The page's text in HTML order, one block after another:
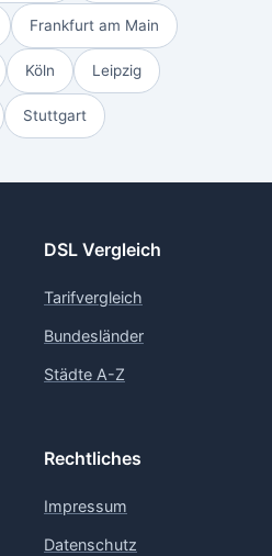
Frankfurt am Main
Köln Leipzig
Stuttgart
DSL Vergleich
Tarifvergleich
Bundesländer
Städte A-Z
Rechtliches
Impressum
Datenschutz